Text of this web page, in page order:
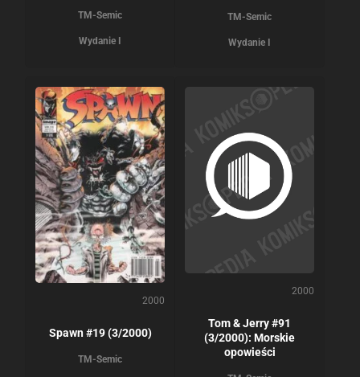
TM-Semic
Wydanie I
TM-Semic
Wydanie I
2000
Spawn #19 (3/2000)
TM-Semic
2000
Tom & Jerry #91
(3/2000): Morskie
opowieści